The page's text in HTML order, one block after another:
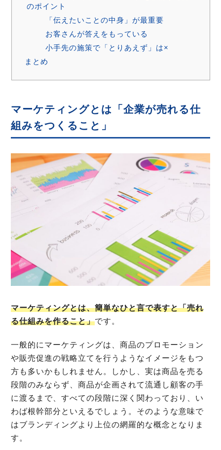
のポイント
「伝えたいことの中身」が最重要
お客さんが答えをもっている
小手先の施策で「とりあえず」は×
まとめ
マーケティングとは「企業が売れる仕
組みをつくること」
マーケティングとは、簡単なひと言で表すと「売れ
る仕組みを作ること」です。
一般的にマーケティングは、商品のプロモーション
や販売促進の戦略立てを行うようなイメージをもつ
方も多いかもしれません。しかし、実は商品を売る
段階のみならず、商品が企画されて流通し顧客の手
に渡るまで、すべての段階に深く関わっており、い
わば根幹部分といえるでしょう。そのような意味で
はブランディングより上位の網羅的な概念となりま
す。